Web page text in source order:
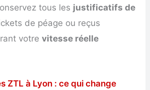
tous les justificatifs de
de péage ou reçus
votrevitesse réelle
ZTL à Lyon : ce qui change